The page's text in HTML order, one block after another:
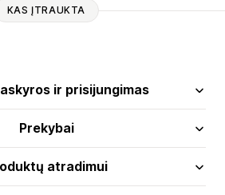
KAS ĮTRAUKTA
ir prisijungimas
Prekybai
atradimui